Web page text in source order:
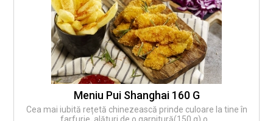
Meniu Pui Shanghai 160 G
Cea mai iubită rețetă chinezească prinde culoare la tine în
farfurie, alături de o garnitură(150 g) o...